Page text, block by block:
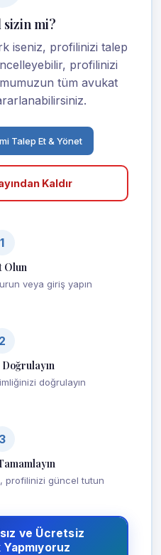
mi?
iseniz, profilinizi talep
profilinizi
tüm avukat
Talep Et & Yönet
Kaldır
1
Olun
veya giriş yapın
2
doğrulayın
3
profilinizi güncel tutun
ve Ücretsiz